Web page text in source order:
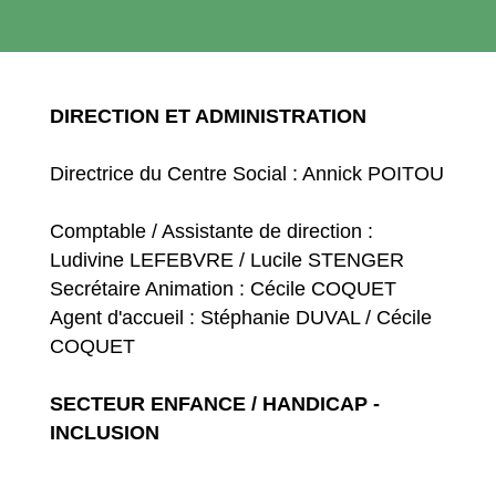
DIRECTION ET ADMINISTRATION
Directrice du Centre Social : Annick POITOU
Comptable / Assistante de direction :
Ludivine LEFEBVRE / Lucile STENGER
Secrétaire Animation : Cécile COQUET
Agent d'accueil : Stéphanie DUVAL / Cécile
COQUET
SECTEUR ENFANCE / HANDICAP -
INCLUSION